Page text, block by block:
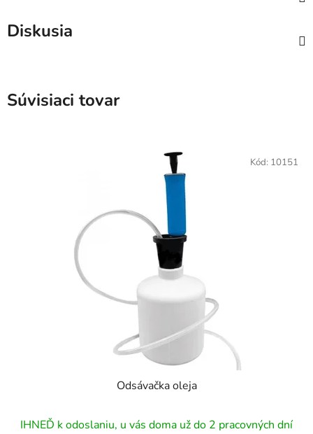
Diskusia
Súvisiaci tovar
Odsávačka oleja
IHNEĎ k odoslaniu, u vás doma už do 2 pracovných dní
Kód: 10151